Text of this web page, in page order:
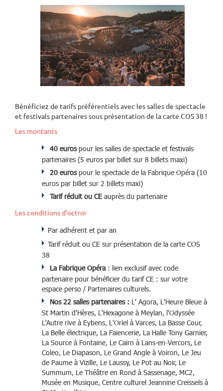
Bénéficiez de tarifs préférentiels avec les salles de spectacle
et festivals partenaires sous présentation de la carte COS 38 !
Les montants
40 eurospour les salles de spectacle et festivals
partenaires (5 euros par billet sur 8 billets maxi)
20 eurospour le spectacle de la Fabrique Opéra (10
euros par billet sur 2 billets maxi)
Tarif réduit ou CE auprès du partenaire
Les conditions d‘octroi
Par adhérent et par an
Tarif réduit ou CE sur présentation de la carte COS
38
La Fabrique Opéra : lien exclusif avec code
partenaire pour bénéficier du tarif CE : sur votre
espace perso / Partenaires culturels.
Nos 22 salles partenaires : L' Agora, L'Heure Bleue à
St Martin d'Hères, L'Hexagone à Meylan, l'Odyssée
L'Autre rive à Eybens, L'Oriel à Varces, La Basse Cour,
La Belle électrique, La Faiencerie, La Halle Tony Garnier,
La Source à Fontaine, Le Cairn à Lans-en-Vercors, Le
Coleo, Le Diapason, Le Grand Angle à Voiron, Le Jeu
de Paume à Vizille, Le Laussy, Le Pot au Noir, Le
Summum, Le Théâtre en Rond à Sassenage, MC2,
Musée en Musique, Centre culturel Jeannine Creissels à